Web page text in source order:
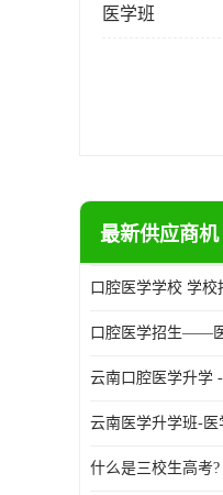
医学班
最新供应商机
什么是三校生高考?